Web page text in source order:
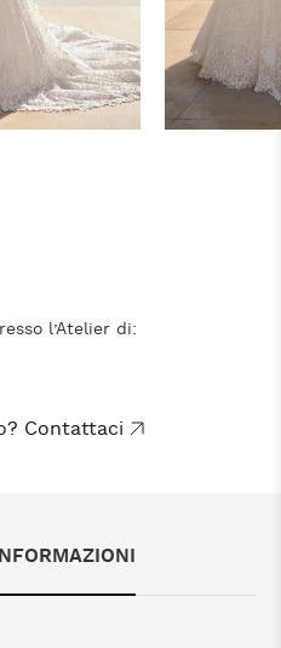
l’Atelier di:
Contattaci